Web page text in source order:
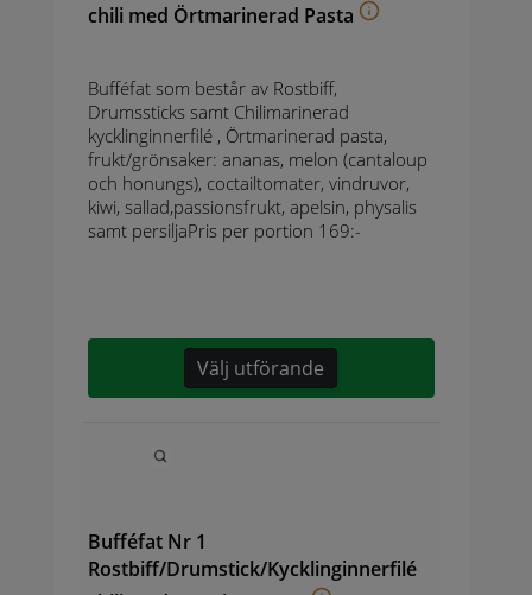
chili med Örtmarinerad Pasta
Bufféfat som består av Rostbiff,
Drumssticks samt Chilimarinerad
kycklinginnerfilé , Örtmarinerad pasta,
frukt/grönsaker: ananas, melon (cantaloup
och honungs), coctailtomater, vindruvor,
kiwi, sallad,passionsfrukt, apelsin, physalis
samt persiljaPris per portion 169:-
Välj utförande
Bufféfat Nr 1
Rostbiff/Drumstick/Kycklinginnerfilé